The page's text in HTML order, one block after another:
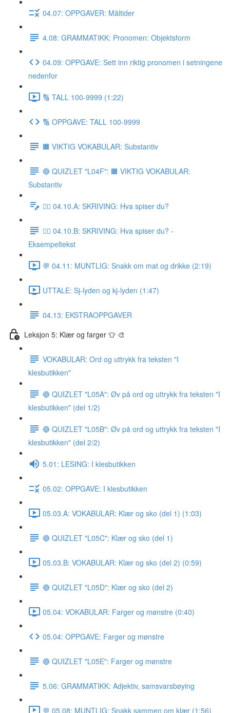
04.07: OPPGAVER: Måltider
4.08: GRAMMATIKK: Pronomen: Objektsform
04.09: OPPGAVE: Sett inn riktig pronomen i setningene
nedenfor
🔢 TALL 100-9999 (1:22)
🔢 OPPGAVE: TALL 100-9999
🟧 VIKTIG VOKABULAR: Substantiv
🔵 QUIZLET "L04F": 🟧 VIKTIG VOKABULAR:
Substantiv
✍🏼 04.10.A: SKRIVING: Hva spiser du?
✍🏼 04.10.B: SKRIVING: Hva spiser du? -
Eksempeltekst
💬 04.11: MUNTLIG: Snakk om mat og drikke (2:19)
UTTALE: Sj-lyden og kj-lyden (1:47)
04.13: EKSTRAOPPGAVER
Leksjon 5: Klær og farger 👕 🎨
VOKABULAR: Ord og uttrykk fra teksten "I
klesbutikken"
🔵 QUIZLET "L05A": Øv på ord og uttrykk fra teksten "I
klesbutikken" (del 1/2)
🔵 QUIZLET "L05B": Øv på ord og uttrykk fra teksten "I
klesbutikken" (del 2/2)
5.01: LESING: I klesbutikken
05.02: OPPGAVE: I klesbutikken
05.03.A: VOKABULAR: Klær og sko (del 1) (1:03)
🔵 QUIZLET "L05C": Klær og sko (del 1)
05.03.B: VOKABULAR: Klær og sko (del 2) (0:59)
🔵 QUIZLET "L05D": Klær og sko (del 2)
05.04: VOKABULAR: Farger og mønstre (0:40)
05.04: OPPGAVE: Farger og mønstre
🔵 QUIZLET "L05E": Farger og mønstre
5.06: GRAMMATIKK: Adjektiv, samsvarsbøying
💬 05.08: MUNTLIG: Snakk sammen om klær (1:56)